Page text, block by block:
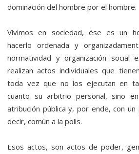
dominación del hombre por el hombre.
Vivimos en sociedad, ése es un
hacerlo ordenada y
normatividad y organización social
realizan actos individuales que
toda vez que no los ejecutan en
cuanto su arbitrio personal, sino
atribución pública y, por ende, con
decir, común a la polis.
Esos actos, son actos de poder,